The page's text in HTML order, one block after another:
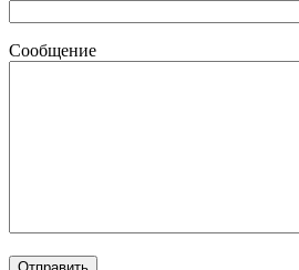
Сообщение